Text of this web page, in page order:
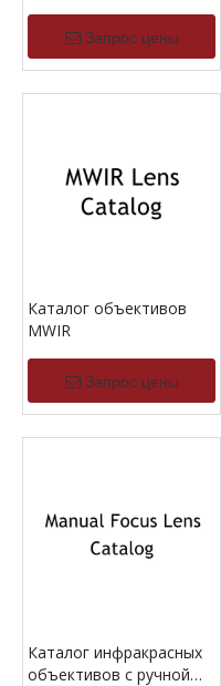
Запрос цены
Каталог объективов
MWIR
Запрос цены
Каталог инфракрасных
объективов с ручной